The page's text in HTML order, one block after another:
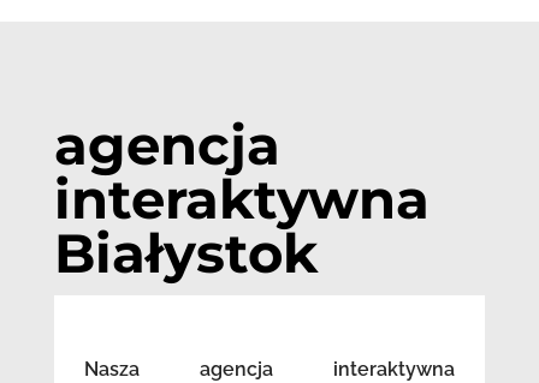
agencja
interaktywna
Białystok
Nasza agencja interaktywna